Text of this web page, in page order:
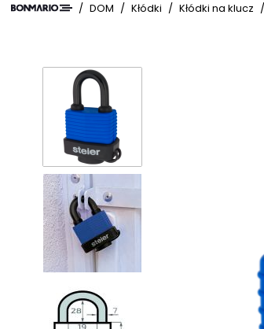
/ DOM / Kłódki / Kłódki na klucz /